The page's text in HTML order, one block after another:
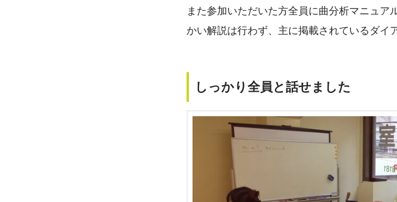
また参加いただいた方全員に曲分析マニュ
かい解説は行わず、主に掲載されているダイ
しっかり全員と話せました